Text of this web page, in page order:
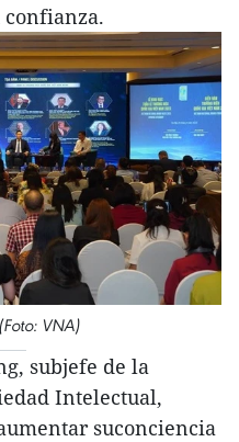
VNA)
subjefe de la
Intelectual,
suconciencia